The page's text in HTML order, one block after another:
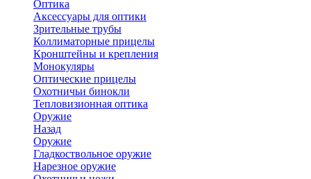
Оптика
Аксессуары для оптики
Зрительные трубы
Коллиматорные прицелы
Кронштейны и крепления
Монокуляры
Оптические прицелы
Охотничьи бинокли
Тепловизионная оптика
Оружие
Назад
Оружие
Гладкоствольное оружие
Нарезное оружие